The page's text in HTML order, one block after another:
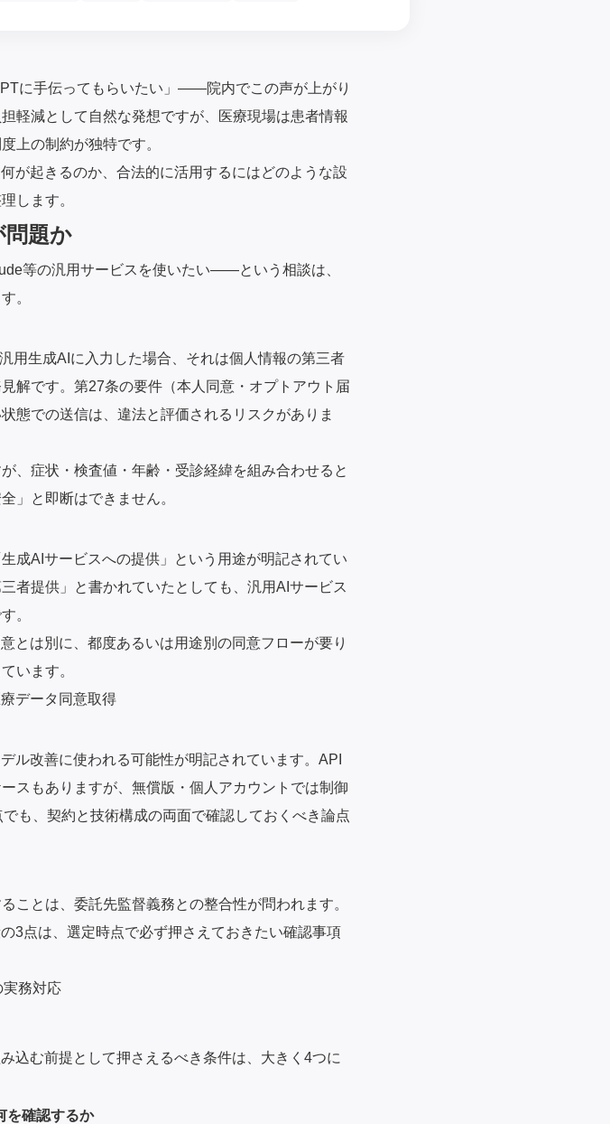
に手伝ってもらいたい」——院内でこの声が上がり
軽減として自然な発想ですが、医療現場は患者情報
上の制約が独特です。
が起きるのか、合法的に活用するにはどのような設
します。
問題か
等の汎用サービスを使いたい——という相談は、
。
用生成AIに入力した場合、それは個人情報の第三者
解です。第27条の要件（本人同意・オプトアウト届
態での送信は、違法と評価されるリスクがありま
、症状・検査値・年齢・受診経緯を組み合わせると
」と即断はできません。
成AIサービスへの提供」という用途が明記されてい
者提供」と書かれていたとしても、汎用AIサービス
。
とは別に、都度あるいは用途別の同意フローが要り
います。
データ同意取得
ル改善に使われる可能性が明記されています。API
スもありますが、無償版・個人アカウントでは制御
も、契約と技術構成の両面で確認しておくべき論点
ことは、委託先監督義務との整合性が問われます。
3点は、選定時点で必ず押さえておきたい確認事項
務対応
込む前提として押さえるべき条件は、大きく4つに
を確認するか